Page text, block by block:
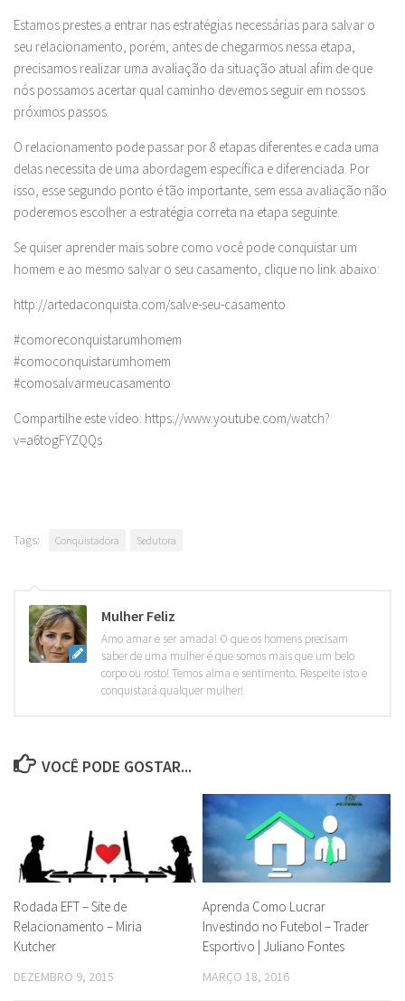
Estamos prestes a entrar nas estratégias necessárias para salvar o
seu relacionamento, porém, antes de chegarmos nessa etapa,
precisamos realizar uma avaliação da situação atual afim de que
nós possamos acertar qual caminho devemos seguir em nossos
próximos passos.
O relacionamento pode passar por 8 etapas diferentes e cada uma
delas necessita de uma abordagem específica e diferenciada. Por
isso, esse segundo ponto é tão importante, sem essa avaliação não
poderemos escolher a estratégia correta na etapa seguinte.
Se quiser aprender mais sobre como você pode conquistar um
homem e ao mesmo salvar o seu casamento, clique no link abaixo:
http://artedaconquista.com/salve-seu-casamento
#comoreconquistarumhomem
#comoconquistarumhomem
#comosalvarmeucasamento
Compartilhe este vídeo: https://www.youtube.com/watch?
v=a6togFYZQQs
Tags: Conquistadora Sedutora
Mulher Feliz
Amo amar e ser amada! O que os homens precisam
saber de uma mulher é que somos mais que um belo
corpo ou rosto! Temos alma e sentimento. Respeite isto e
conquistará qualquer mulher!
VOCÊ PODE GOSTAR...
Rodada EFT – Site de
Relacionamento – Miria
Kutcher
DEZEMBRO 9, 2015
Aprenda Como Lucrar
Investindo no Futebol – Trader
Esportivo | Juliano Fontes
MARÇO 18, 2016